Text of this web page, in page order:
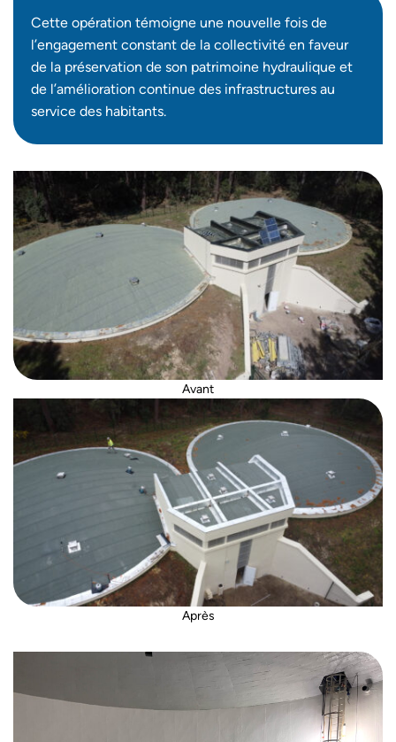
Cette opération témoigne une nouvelle fois de
l’engagement constant de la collectivité en faveur
de la préservation de son patrimoine hydraulique et
de l’amélioration continue des infrastructures au
service des habitants.
Avant
Après